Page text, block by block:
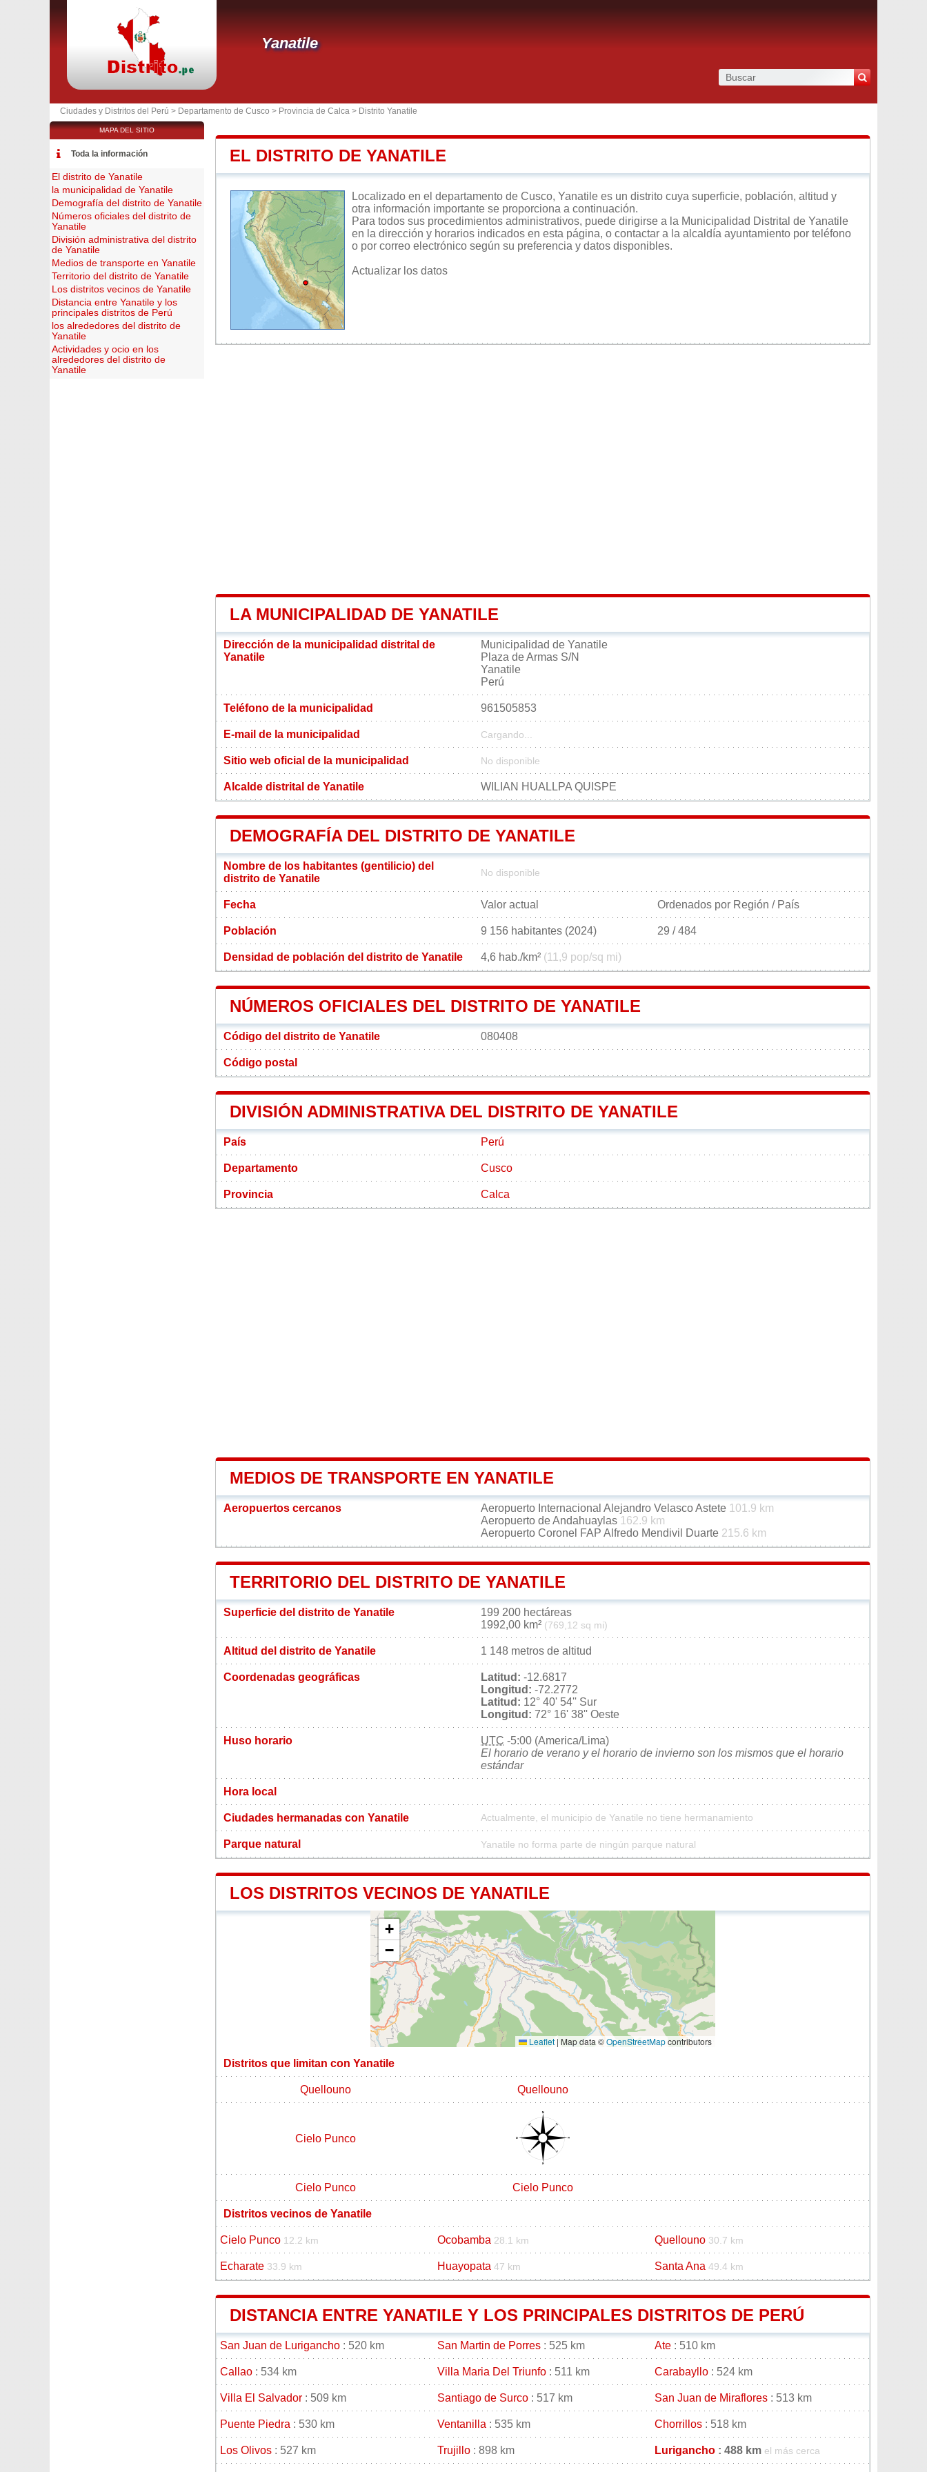
Yanatile
Ciudades y Distritos del Perú > Departamento de Cusco > Provincia de Calca > Distrito Yanatile
EL DISTRITO DE YANATILE
Localizado en el departamento de Cusco, Yanatile es un distrito cuya superficie, población, altitud y
otra información importante se proporciona a continuación.
Para todos sus procedimientos administrativos, puede dirigirse a la Municipalidad Distrital de Yanatile
en la dirección y horarios indicados en esta página, o contactar a la alcaldía ayuntamiento por teléfono
o por correo electrónico según su preferencia y datos disponibles.
Actualizar los datos
LA MUNICIPALIDAD DE YANATILE
Dirección de la municipalidad distrital de
Yanatile
Municipalidad de Yanatile
Plaza de Armas S/N
Yanatile
Perú
Teléfono de la municipalidad 961505853
E-mail de la municipalidad Cargando...
Sitio web oficial de la municipalidad No disponible
Alcalde distrital de Yanatile WILIAN HUALLPA QUISPE
DEMOGRAFÍA DEL DISTRITO DE YANATILE
Nombre de los habitantes (gentilicio) del
distrito de Yanatile
No disponible
Fecha Valor actual Ordenados por Región / País
Población 9 156 habitantes (2024) 29 / 484
Densidad de población del distrito de Yanatile 4,6 hab./km² (11,9 pop/sq mi)
NÚMEROS OFICIALES DEL DISTRITO DE YANATILE
Código del distrito de Yanatile 080408
Código postal
DIVISIÓN ADMINISTRATIVA DEL DISTRITO DE YANATILE
País Perú
Departamento Cusco
Provincia Calca
MEDIOS DE TRANSPORTE EN YANATILE
Aeropuertos cercanos Aeropuerto Internacional Alejandro Velasco Astete 101.9 km
Aeropuerto de Andahuaylas 162.9 km
Aeropuerto Coronel FAP Alfredo Mendivil Duarte 215.6 km
TERRITORIO DEL DISTRITO DE YANATILE
Superficie del distrito de Yanatile
199 200 hectáreas
1992,00 km² (769,12 sq mi)
Altitud del distrito de Yanatile 1 148 metros de altitud
Coordenadas geográficas Latitud: -12.6817
Longitud: -72.2772
Latitud: 12° 40' 54'' Sur
Longitud: 72° 16' 38'' Oeste
Huso horario UTC -5:00 (America/Lima)
El horario de verano y el horario de invierno son los mismos que el horario
estándar
Hora local
Ciudades hermanadas con Yanatile Actualmente, el municipio de Yanatile no tiene hermanamiento
Parque natural Yanatile no forma parte de ningún parque natural
LOS DISTRITOS VECINOS DE YANATILE
+
−
Leaflet | Map data ©OpenStreetMapcontributors
Distritos que limitan con Yanatile
Quellouno Quellouno
Cielo Punco
Cielo Punco Cielo Punco
Distritos vecinos de Yanatile
Cielo Punco 12.2 km Ocobamba 28.1 km Quellouno 30.7 km
Echarate 33.9 km Huayopata 47 km Santa Ana 49.4 km
DISTANCIA ENTRE YANATILE Y LOS PRINCIPALES DISTRITOS DE PERÚ
San Juan de Lurigancho : 520 km San Martin de Porres : 525 km Ate : 510 km
Callao : 534 km Villa Maria Del Triunfo : 511 km Carabayllo : 524 km
Villa El Salvador : 509 km Santiago de Surco : 517 km San Juan de Miraflores : 513 km
Puente Piedra : 530 km Ventanilla : 535 km Chorrillos : 518 km
Los Olivos : 527 km Trujillo : 898 km Lurigancho : 488 km el más cerca
MAPA DEL SITIO
Toda la información
El distrito de Yanatile
la municipalidad de Yanatile
Demografía del distrito de Yanatile
Números oficiales del distrito de
Yanatile
División administrativa del distrito
de Yanatile
Medios de transporte en Yanatile
Territorio del distrito de Yanatile
Los distritos vecinos de Yanatile
Distancia entre Yanatile y los
principales distritos de Perú
los alrededores del distrito de
Yanatile
Actividades y ocio en los
alrededores del distrito de
Yanatile